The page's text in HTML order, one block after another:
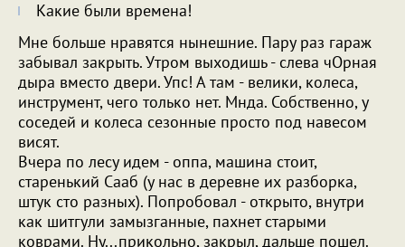
Какие были времена!
Мне больше нравятся нынешние. Пару раз гараж
забывал закрыть. Утром выходишь - слева чОрная
дыра вместо двери. Упс! А там - велики, колеса,
инструмент, чего только нет. Мнда. Собственно, у
соседей и колеса сезонные просто под навесом
висят.
Вчера по лесу идем - оппа, машина стоит,
старенький Сааб (у нас в деревне их разборка,
штук сто разных). Попробовал - открыто, внутри
как шитгули замызганные, пахнет старыми
коврами. Ну...прикольно, закрыл, дальше пошел.